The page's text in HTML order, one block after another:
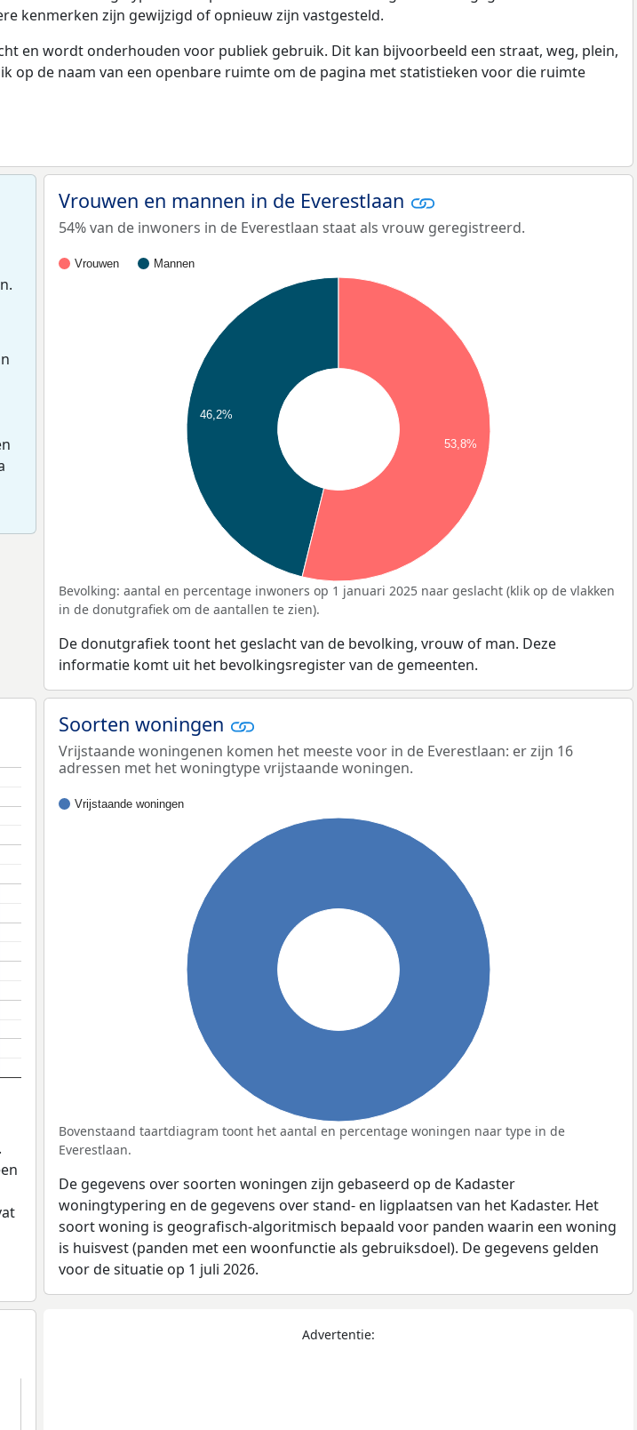
kenmerken zijn gewijzigd of opnieuw zijn vastgesteld.
en wordt onderhouden voor publiek gebruik. Dit kan bijvoorbeeld een straat, weg, plein,
op de naam van een openbare ruimte om de pagina met statistieken voor die ruimte
Vrouwen en mannen in de Everestlaan
54% van de inwoners in de Everestlaan staat als vrouw geregistreerd.
Vrouwen Mannen
46,2%
53,8%
Bevolking: aantal en percentage inwoners op 1 januari 2025 naar geslacht (klik op de vlakken
in de donutgrafiek om de aantallen te zien).
De donutgrafiek toont het geslacht van de bevolking, vrouw of man. Deze
informatie komt uit het bevolkingsregister van de gemeenten.
Soorten woningen
Vrijstaande woningenen komen het meeste voor in de Everestlaan: er zijn 16
adressen met het woningtype vrijstaande woningen.
Vrijstaande woningen
Bovenstaand taartdiagram toont het aantal en percentage woningen naar type in de
Everestlaan.
De gegevens over soorten woningen zijn gebaseerd op de Kadaster
woningtypering en de gegevens over stand- en ligplaatsen van het Kadaster. Het
soort woning is geografisch-algoritmisch bepaald voor panden waarin een woning
is huisvest (panden met een woonfunctie als gebruiksdoel). De gegevens gelden
voor de situatie op 1 juli 2026.
Advertentie: